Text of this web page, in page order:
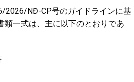
2026/NĐ-CP号のガイドラインに基
類一式は、主に以下のとおりであ